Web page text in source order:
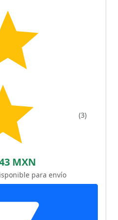
(3)
MXN
para envío